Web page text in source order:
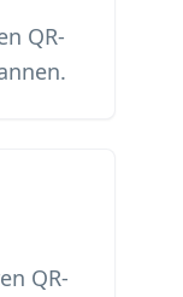
QR-
QR-